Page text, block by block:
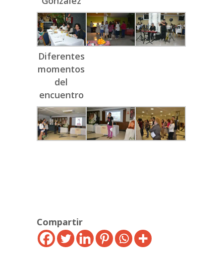
Diferentes
momentos
del
encuentro
Compartir